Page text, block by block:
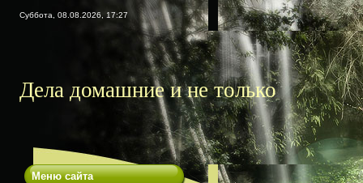
Суббота, 08.08.2026, 17:27
Дела домашние и не только
Меню сайта